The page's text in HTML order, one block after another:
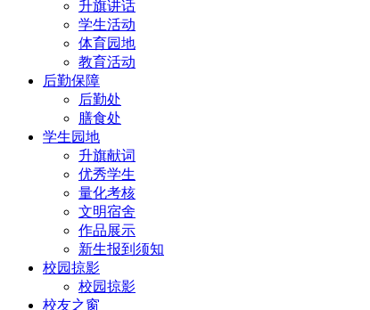
升旗讲话
学生活动
体育园地
教育活动
后勤保障
后勤处
膳食处
学生园地
升旗献词
优秀学生
量化考核
文明宿舍
作品展示
新生报到须知
校园掠影
校园掠影
校友之窗